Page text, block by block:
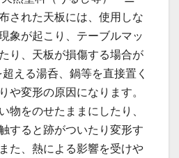
された天板には、使用しな
象が起こり、テーブルマッ
り、天板が損傷する場合が
える湯呑、鍋等を直接置く
や変形の原因になります。
物をのせたままにしたり、
すると跡がついたり変形す
た、熱による影響を受けや